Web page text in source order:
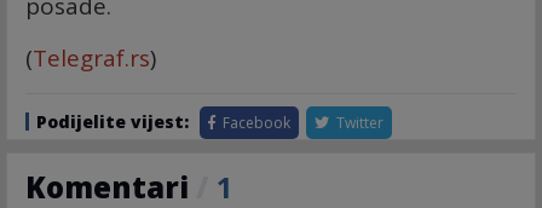
(Telegraf.rs)
Podijelite vijest: Facebook Twitter
Komentari 1